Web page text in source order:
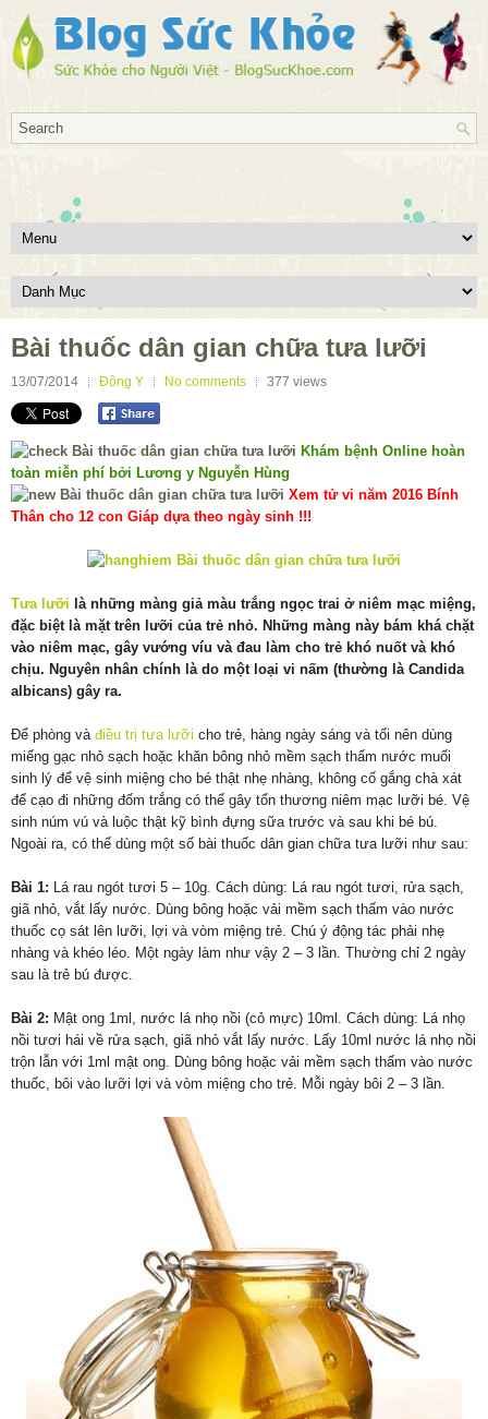
Bài thuốc dân gian chữa tưa lưỡi
13/07/2014 Đông Y No comments 377 views
Khám bệnh Online hoàn
toàn miễn phí bởi Lương y Nguyễn Hùng
Xem tử vi năm 2016 Bính
Thân cho 12 con Giáp dựa theo ngày sinh !!!
Tưa lưỡi là những màng giả màu trắng ngọc trai ở niêm mạc miệng,
đặc biệt là mặt trên lưỡi của trẻ nhỏ. Những màng này bám khá chặt
vào niêm mạc, gây vướng víu và đau làm cho trẻ khó nuốt và khó
chịu. Nguyên nhân chính là do một loại vi nấm (thường là Candida
albicans) gây ra.
Để phòng và điều trị tưa lưỡi cho trẻ, hàng ngày sáng và tối nên dùng
miếng gạc nhỏ sạch hoặc khăn bông nhỏ mềm sạch thấm nước muối
sinh lý để vệ sinh miệng cho bé thật nhẹ nhàng, không cố gắng chà xát
để cạo đi những đốm trắng có thể gây tổn thương niêm mạc lưỡi bé. Vệ
sinh núm vú và luộc thật kỹ bình đựng sữa trước và sau khi bé bú.
Ngoài ra, có thể dùng một số bài thuốc dân gian chữa tưa lưỡi như sau:
Bài 1: Lá rau ngót tươi 5 – 10g. Cách dùng: Lá rau ngót tươi, rửa sạch,
giã nhỏ, vắt lấy nước. Dùng bông hoặc vải mềm sạch thấm vào nước
thuốc cọ sát lên lưỡi, lợi và vòm miệng trẻ. Chú ý động tác phải nhẹ
nhàng và khéo léo. Một ngày làm như vậy 2 – 3 lần. Thường chỉ 2 ngày
sau là trẻ bú được.
Bài 2: Mật ong 1ml, nước lá nhọ nồi (cỏ mực) 10ml. Cách dùng: Lá nhọ
nồi tươi hái về rửa sạch, giã nhỏ vắt lấy nước. Lấy 10ml nước lá nhọ nồi
trộn lẫn với 1ml mật ong. Dùng bông hoặc vải mềm sạch thấm vào nước
thuốc, bôi vào lưỡi lợi và vòm miệng cho trẻ. Mỗi ngày bôi 2 – 3 lần.